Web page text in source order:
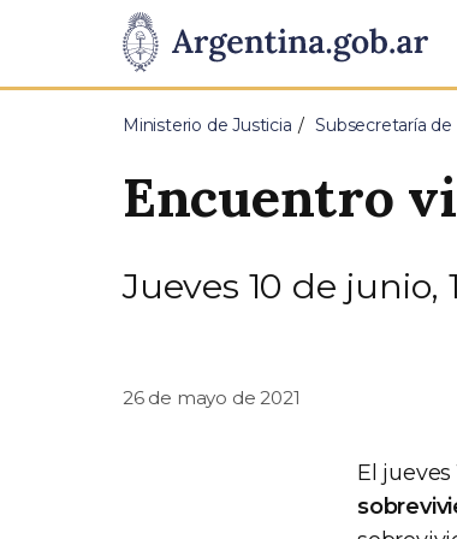
Presidencia
de
Pasar al contenido principal
Ministerio de Justicia Subsecretaría
Encuentro
Jueves 10 de junio,
26 de mayo de 2021
El